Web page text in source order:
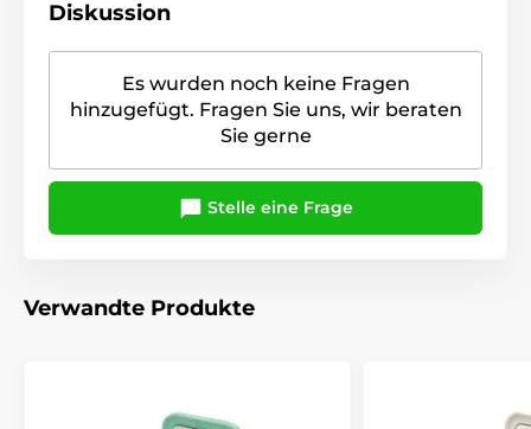
Diskussion
Es wurden noch keine Fragen
hinzugefügt. Fragen Sie uns, wir beraten
Sie gerne
Stelle eine Frage
Verwandte Produkte